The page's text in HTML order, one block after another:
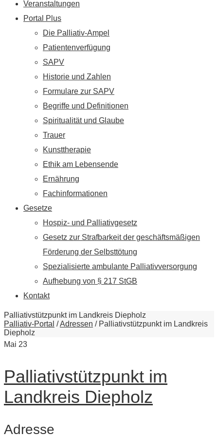
Veranstaltungen
Portal Plus
Die Palliativ-Ampel
Patientenverfügung
SAPV
Historie und Zahlen
Formulare zur SAPV
Begriffe und Definitionen
Spiritualität und Glaube
Trauer
Kunsttherapie
Ethik am Lebensende
Ernährung
Fachinformationen
Gesetze
Hospiz- und Palliativgesetz
Gesetz zur Strafbarkeit der geschäftsmäßigen
Förderung der Selbsttötung
Spezialisierte ambulante Palliativversorgung
Aufhebung von § 217 StGB
Kontakt
Palliativstützpunkt im Landkreis Diepholz
Palliativ-Portal /Adressen / Palliativstützpunkt im Landkreis
Diepholz
Mai 23
Palliativstützpunkt im
Landkreis Diepholz
Adresse